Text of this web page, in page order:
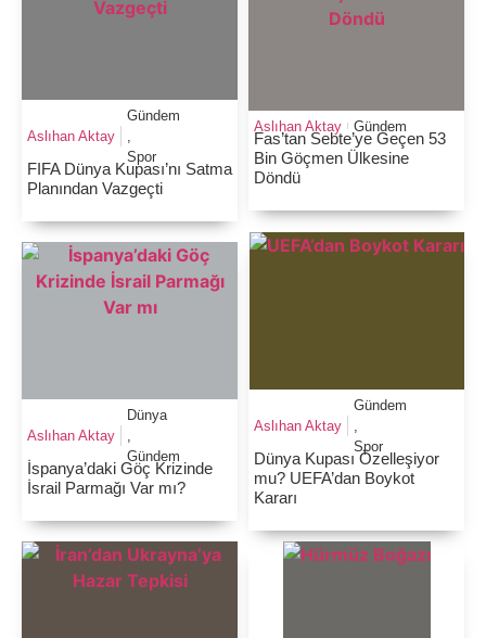
Aslıhan Aktay
Gündem
Spor
FIFA Dünya Kupası’nı Satma
Planından Vazgeçti
Aslıhan Aktay Gündem
Fas’tan Sebte’ye Geçen 53
Bin Göçmen Ülkesine
Döndü
Aslıhan Aktay
Dünya
Gündem
İspanya’daki Göç Krizinde
İsrail Parmağı Var mı?
Aslıhan Aktay
Gündem
Spor
Dünya Kupası Özelleşiyor
mu? UEFA’dan Boykot
Kararı